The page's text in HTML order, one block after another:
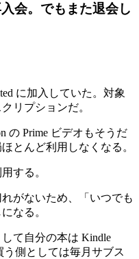
会。でもまた退会し
に加入していた。対象
リプションだ。
の Prime ビデオもそうだ
とんど利用しなくなる。
する。
がないため、「いつでも
なる。
て自分の本は Kindle
側としては毎月サブス